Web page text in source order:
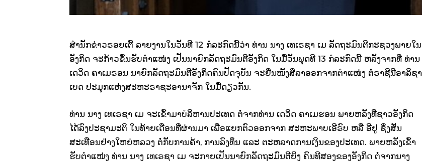
ສຳນັກຂ່າວຣອຍເຕີ້ ລາຍງານໃນວັນທີ 12 ກໍລະກົດນີ້ວ່າ ທ່ານ ນາງ ເທເຣຊາ ເມ ລັດຖະມົນຕີກະຊວງພາຍໃນ
ອັງກິດ ຈະກ້າວຂຶ້ນຮັບຕຳແໜ່ງ ເປັນນາຍົກລັດຖະມົນຕີອັງກິດ ໃນມື້ວັນພຸດທີ 13 ກໍລະກົດນີ້ ຫລັງຈາກທີ່ ທ່ານ
ເດວິດ ຄາເມຣອນ ນາຍົກລັດຖະມົນຕີອັງກິດຄົນປັດຈຸບັນ ຈະຍື່ນໜັງສືລາອອກຈາກຕຳແໜ່ງ ຕໍ່ຣາຊີນີອາລິຊາ
ເບດ ປະມຸກແຫ່ງສະຫະຣາຊະອານາຈັກ ໃນມື້ດຽວກັນ.
ທ່ານ ນາງ ເທເຣຊາ ເມ ຈະເຂົ້າມາບໍລິຫານປະເທດ ຕໍ່ຈາກທ່ານ ເດວິດ ຄາເມຮອນ ພາຍຫລັງທີ່ຊາວອັງກິດ
ໄດ້ລົງປະຊາມະຕິ ໃນທ້າຍເດືອນທີ່ຜ່ານມາ ເພື່ອແຍກຕົວອອກຈາກ ສະຫະພາບເອີຣົບ ຫລື ອີຢູ ຊຶ່ງສັ່ນ
ສະເທືອນຢ່າງໃຫຍ່ຫລວງ ຕໍ່ກັບການຄ້າ, ການລົງທຶນ ແລະ ຕະຫລາດການເງິນຂອງປະເທດ. ພາຍຫລັງເຂົ້າ
ຮັບຕຳແໜ່ງ ທ່ານ ນາງ ເທເຣຊາ ເມ ຈະກາຍເປັນນາຍົກລັດຖະມົນຕີຍິງ ຄົນທີສອງຂອງອັງກິດ ຕໍ່ຈາກນາງ